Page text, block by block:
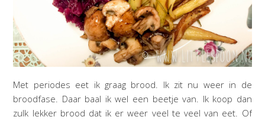
Met periodes eet ik graag brood. Ik zit nu weer in de
broodfase. Daar baal ik wel een beetje van. Ik koop dan
zulk lekker brood dat ik er weer veel te veel van eet. Of